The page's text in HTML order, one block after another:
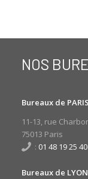
NOS
Bureaux de
11-13, rue
75013 Paris
: 01 48 19 25 40
Bureaux de